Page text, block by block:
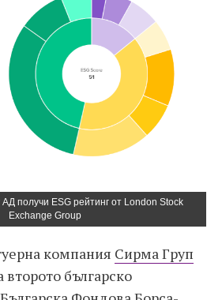
получи ESG рейтинг от London Stock
Exchange Group
компания Сирма Груп
второто българско